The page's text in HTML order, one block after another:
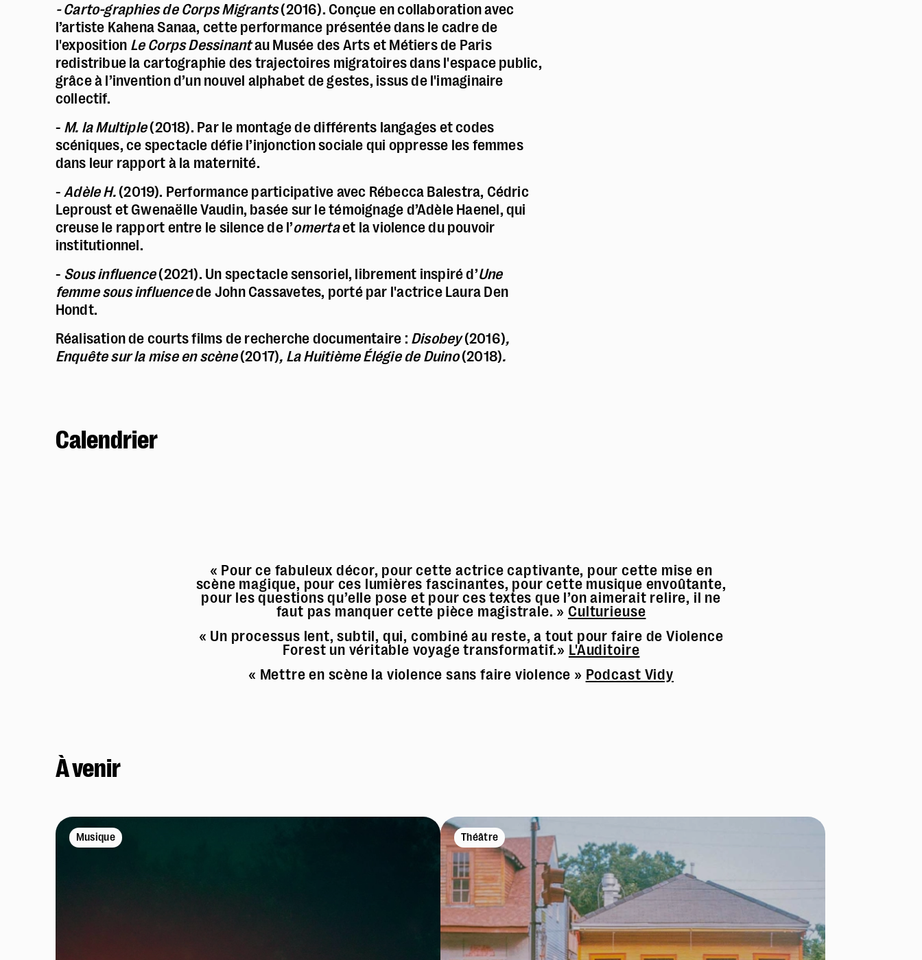
Police dyslexie :non
Contrastes :par défaut
- Carto-graphies de Corps Migrants(2016). Conçue en collaboration avec
l’artiste Kahena Sanaa, cette performance présentée dans le cadre de
l'exposition Le Corps Dessinantau Musée des Arts et Métiers de Paris
redistribue la cartographie des trajectoires migratoires dans l'espace public,
grâce à l’invention d’un nouvel alphabet de gestes, issus de l'imaginaire
collectif.
- M. la Multiple(2018). Par le montage de différents langages et codes
scéniques, ce spectacle défie l’injonction sociale qui oppresse les femmes
dans leur rapport à la maternité.
-Adèle H.(2019). Performance participative avec Rébecca Balestra, Cédric
Leproust et Gwenaëlle Vaudin, basée sur le témoignage d’Adèle Haenel, qui
creuse le rapport entre le silence de l’omertaet la violence du pouvoir
institutionnel.
- Sous influence(2021). Un spectacle sensoriel, librement inspiré d’Une
femme sous influencede John Cassavetes, porté par l'actrice Laura Den
Hondt.
Réalisation de courts films de recherche documentaire : Disobey(2016),
Enquête sur la mise en scène(2017), La Huitième Élégie de Duino(2018).
Calendrier
« Pour ce fabuleux décor, pour cette actrice captivante, pour cette mise en
scène magique, pour ces lumières fascinantes, pour cette musique envoûtante,
pour les questions qu’elle pose et pour ces textes que l’on aimerait relire, il ne
faut pas manquer cette pièce magistrale. » Culturieuse
« Un processus lent, subtil, qui, combiné au reste, a tout pour faire de Violence
Forest un véritable voyage transformatif.» L'Auditoire
« Mettre en scène la violence sans faire violence » Podcast Vidy
À venir
Musique Théâtre